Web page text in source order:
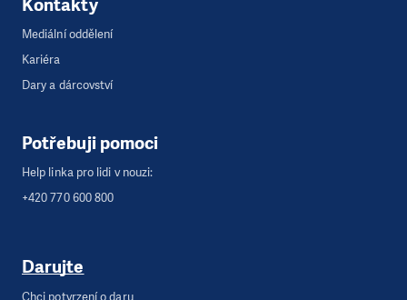
Kontakty
Mediální oddělení
Kariéra
Dary a dárcovství
Potřebuji pomoci
Help linka pro lidi v nouzi:
+420 770 600 800
Darujte
Chci potvrzení o daru